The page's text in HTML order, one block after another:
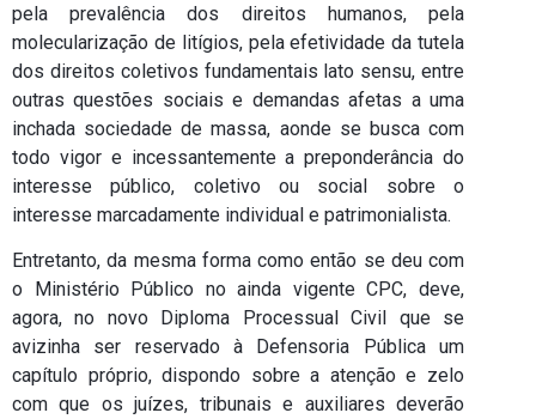
pela prevalência dos direitos humanos, pela
molecularização de litígios, pela efetividade da tutela
dos direitos coletivos fundamentais lato sensu, entre
outras questões sociais e demandas afetas a uma
inchada sociedade de massa, aonde se busca com
todo vigor e incessantemente a preponderância do
interesse público, coletivo ou social sobre o
interesse marcadamente individual e patrimonialista.
Entretanto, da mesma forma como então se deu com
o Ministério Público no ainda vigente CPC, deve,
agora, no novo Diploma Processual Civil que se
avizinha ser reservado à Defensoria Pública um
capítulo próprio, dispondo sobre a atenção e zelo
com que os juízes, tribunais e auxiliares deverão